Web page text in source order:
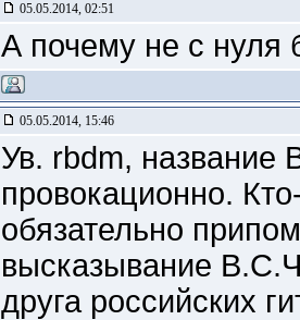
05.05.2014, 02:51
А почему не с нуля
05.05.2014, 15:46
Ув. rbdm, название
провокационно.
обязательно
высказывание
друга российских